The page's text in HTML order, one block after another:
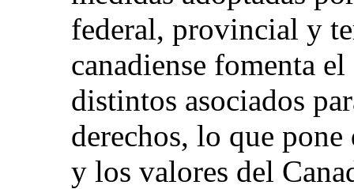
federal, provincial y
canadiense fomenta
distintos asociados
derechos, lo que
y los valores del